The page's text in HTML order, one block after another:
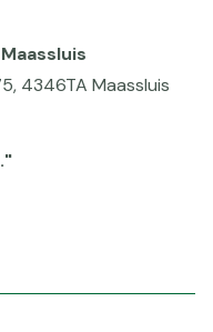
4346TA Maassluis